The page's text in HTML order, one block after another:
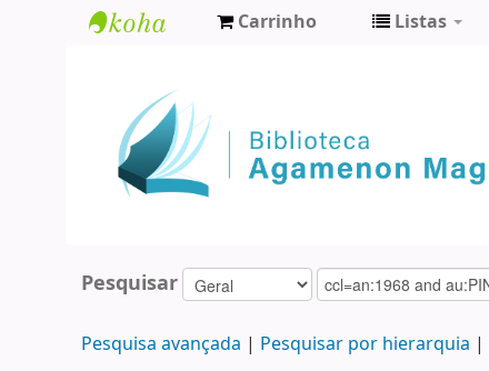
Agamenon
Magalhães
Carrinho Listas
Pesquisar
Pesquisa avançada Pesquisar por hierarquia